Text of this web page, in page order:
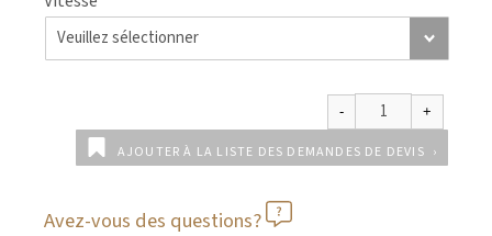
AJOUTER À LA LISTE DES DEMANDES DE DEVIS
Avez-vous des questions?